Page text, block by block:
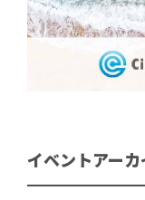
イベントアーカ